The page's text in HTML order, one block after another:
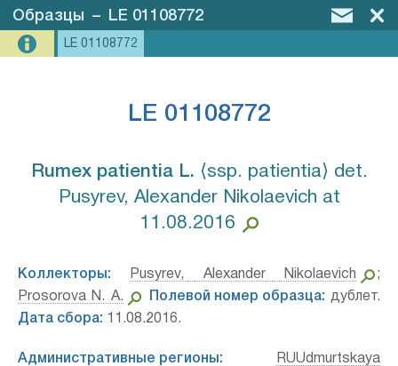
Образцы – LE 01108772
LE 01108772
LE 01108772
Rumex patientia L.⁣ ⟨ssp. patientia⟩ det.
Pusyrev, Alexander Nikolaevich at
11.08.2016
Коллекторы: Pusyrev, Alexander Nikolaevich
;
Prosorova N. A.
Полевой номер образца: дублет.
Дата сбора: 11.08.2016.
Административные регионы:
RUUdmurtskaya